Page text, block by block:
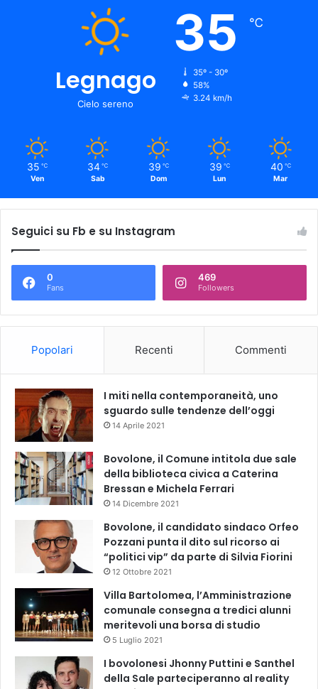
Legnago
Cielo sereno
35 ℃
35º - 30º
58%
3.24 km/h
35 ℃
Ven
34 ℃
Sab
39 ℃
Dom
39 ℃
Lun
40 ℃
Mar
Seguici su Fb e su Instagram
0
Fans
469
Followers
Popolari Recenti Commenti
I miti nella contemporaneità, uno
sguardo sulle tendenze dell’oggi
14 Aprile 2021
Bovolone, il Comune intitola due sale
della biblioteca civica a Caterina
Bressan e Michela Ferrari
14 Dicembre 2021
Bovolone, il candidato sindaco Orfeo
Pozzani punta il dito sul ricorso ai
“politici vip” da parte di Silvia Fiorini
12 Ottobre 2021
Villa Bartolomea, l’Amministrazione
comunale consegna a tredici alunni
meritevoli una borsa di studio
5 Luglio 2021
I bovolonesi Jhonny Puttini e Santhel
della Sale parteciperanno al reality